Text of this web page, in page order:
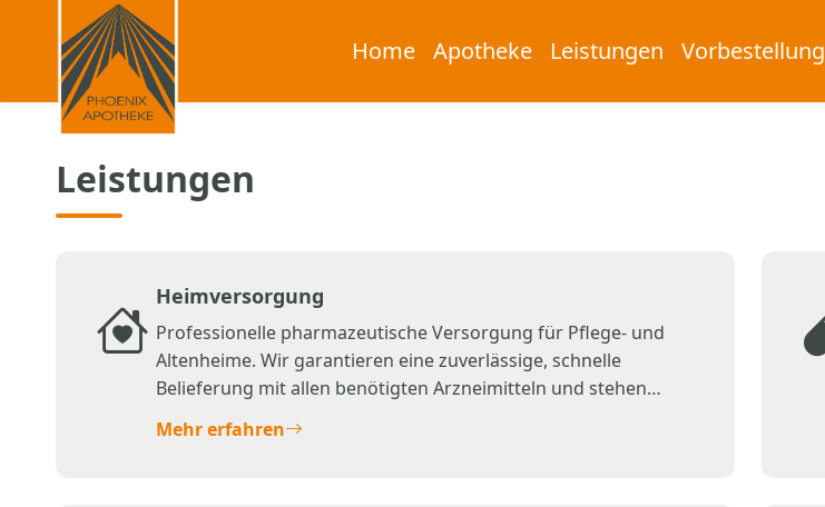
Home Apotheke Leistungen Vorbestellung
Leistungen
Heimversorgung
Professionelle pharmazeutische Versorgung für Pflege- und
Altenheime. Wir garantieren eine zuverlässige, schnelle
Belieferung mit allen benötigten Arzneimitteln und stehen
Mehr erfahren